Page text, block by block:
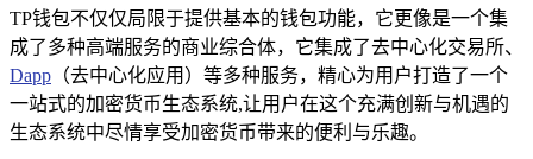
TP钱包不仅仅局限于提供基本的钱包功能，它更像是一个集
成了多种高端服务的商业综合体，它集成了去中心化交易所、
Dapp （去中心化应用）等多种服务，精心为用户打造了一个
一站式的加密货币生态系统,让用户在这个充满创新与机遇的
生态系统中尽情享受加密货币带来的便利与乐趣。